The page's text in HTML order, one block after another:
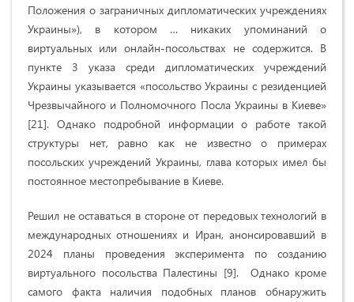
Положения о заграничных дипломатических учреждениях
Украины»), в котором … никаких упоминаний о
виртуальных или онлайн-посольствах не содержится. В
пункте 3 указа среди дипломатических учреждений
Украины указывается «посольство Украины с резиденцией
Чрезвычайного и Полномочного Посла Украины в Киеве»
[21]. Однако подробной информации о работе такой
структуры нет, равно как не известно о примерах
посольских учреждений Украины, глава которых имел бы
постоянное местопребывание в Киеве.
Решил не оставаться в стороне от передовых технологий в
международных отношениях и Иран, анонсировавший в
2024 планы проведения эксперимента по созданию
виртуального посольства Палестины [9]. Однако кроме
самого факта наличия подобных планов обнаружить